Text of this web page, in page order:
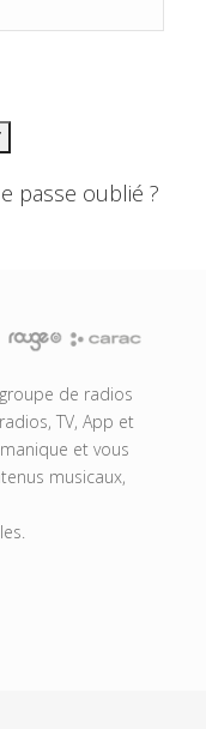
passe oublié ?
de radios
TV, App et
et vous
musicaux,